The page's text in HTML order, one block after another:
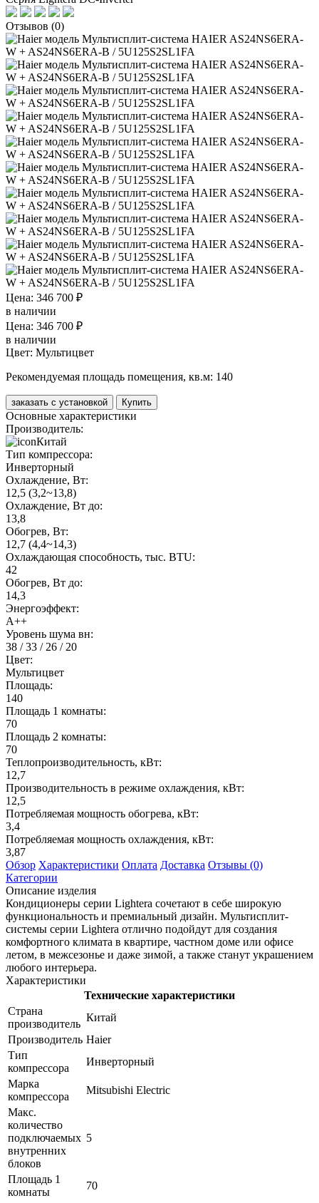
Отзывов (0)
Цена: 346 700 ₽
в наличии
Цена: 346 700 ₽
в наличии
Цвет: Мультицвет
Рекомендуемая площадь помещения, кв.м: 140
заказать с установкой Купить
Основные характеристики
Производитель:
Китай
Тип компрессора:
Инверторный
Охлаждение, Вт:
12,5 (3,2~13,8)
Охлаждение, Вт до:
13,8
Обогрев, Вт:
12,7 (4,4~14,3)
Охлаждающая способность, тыс. BTU:
42
Обогрев, Вт до:
14,3
Энергоэффект:
А++
Уровень шума вн:
38 / 33 / 26 / 20
Цвет:
Мультицвет
Площадь:
140
Площадь 1 комнаты:
70
Площадь 2 комнаты:
70
Теплопроизводительность, кВт:
12,7
Производительность в режиме охлаждения, кВт:
12,5
Потребляемая мощность обогрева, кВт:
3,4
Потребляемая мощность охлаждения, кВт:
3,87
Обзор Характеристики Оплата Доставка Отзывы (0)
Категории
Описание изделия
Кондиционеры серии Lightera сочетают в себе широкую
функциональность и премиальный дизайн. Мультисплит-
системы серии Lightera отлично подойдут для создания
комфортного климата в квартире, частном доме или офисе
летом, в межсезонье и даже зимой, а также станут украшением
любого интерьера.
Характеристики
Технические характеристики
Страна
производитель
Китай
Производитель Haier
Тип
компрессора
Инверторный
Марка
компрессора
Mitsubishi Electric
Макс.
количество
подключаемых
внутренних
блоков
5
Площадь 1
комнаты
70